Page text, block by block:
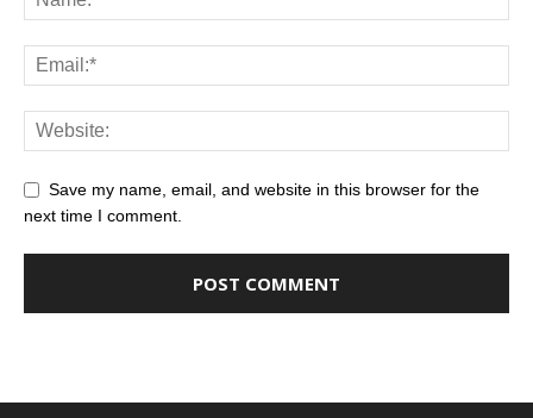
Save my name, email, and website in this browser for the
next time I comment.